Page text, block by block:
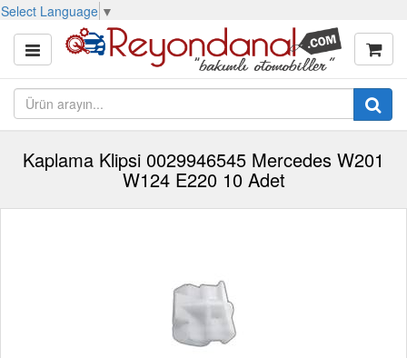
Select Language ▼
Kaplama Klipsi 0029946545 Mercedes W201
W124 E220 10 Adet